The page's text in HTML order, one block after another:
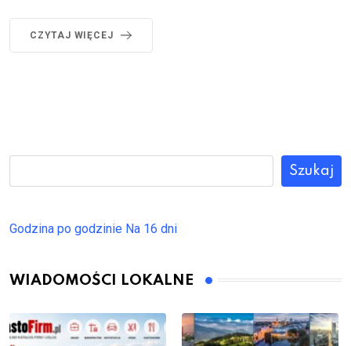
CZYTAJ WIĘCEJ
Szukaj
Godzina po godzinie Na 16 dni
WIADOMOŚCI LOKALNE